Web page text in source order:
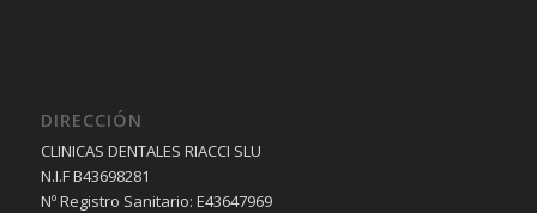
DIRECCIÓN
CLINICAS DENTALES RIACCI SLU
N.I.F B43698281
Nº Registro Sanitario: E43647969